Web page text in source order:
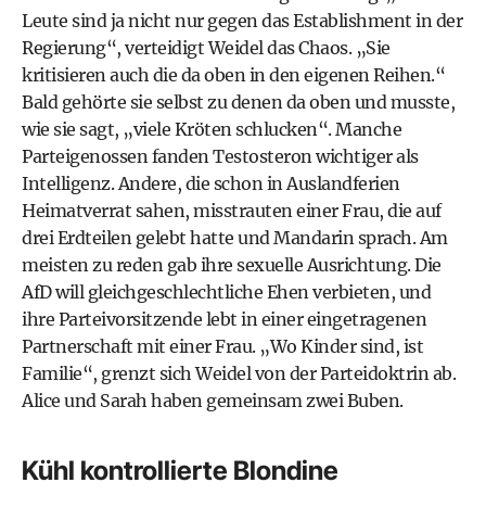
Leute sind ja nicht nur gegen das Establishment in der
Regierung“, verteidigt Weidel das Chaos. „Sie
kritisieren auch die da oben in den eigenen Reihen.“
Bald gehörte sie selbst zu denen da oben und musste,
wie sie sagt, „viele Kröten schlucken“. Manche
Parteigenossen fanden Testosteron wichtiger als
Intelligenz. Andere, die schon in Auslandferien
Heimatverrat sahen, misstrauten einer Frau, die auf
drei Erdteilen gelebt hatte und Mandarin sprach. Am
meisten zu reden gab ihre sexuelle Ausrichtung. Die
AfD will gleichgeschlechtliche Ehen verbieten, und
ihre Parteivorsitzende lebt in einer eingetragenen
Partnerschaft mit einer Frau. „Wo Kinder sind, ist
Familie“, grenzt sich Weidel von der Parteidoktrin ab.
Alice und Sarah haben gemeinsam zwei Buben.
Kühl kontrollierte Blondine